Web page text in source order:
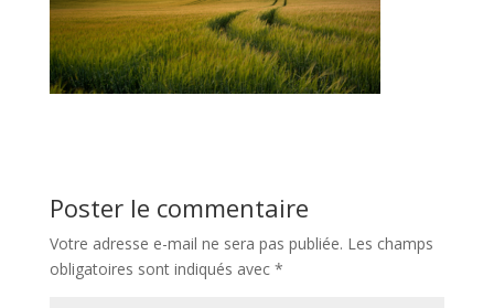
Poster le commentaire
Votre adresse e-mail ne sera pas publiée. Les champs
obligatoires sont indiqués avec *